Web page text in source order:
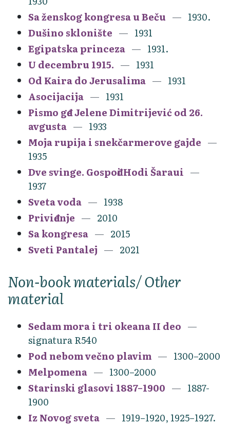
Sa ženskog kongresa u Beču
1930.
Dušino sklonište
1931
Egipatska princeza
1931.
U decembru 1915.
1931
Od Kaira do Jerusalima
1931
Asocijacija
1931
Pismo gđe Jelene Dimitrijević od 26.
avgusta
1933
Moja rupija i snekčarmerove gajde
1935
Dve svinge. Gospođi Hodi Šaraui
1937
Sveta voda
1938
Priviđenje
2010
Sa kongresa
2015
Sveti Pantalej
2021
Non-book materials/ Other
material
Sedam mora i tri okeana II deo
signatura R540
Pod nebom večno plavim
1300–2000
Melpomena
1300–2000
Starinski glasovi 1887–1900
1887-
1900
Iz Novog sveta
1919–1920, 1925–1927.